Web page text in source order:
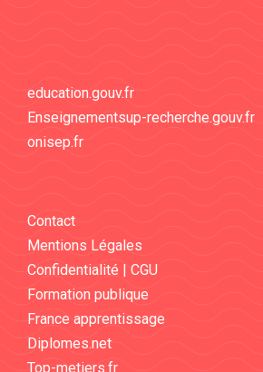
education.gouv.fr
Enseignementsup-recherche.gouv.fr
onisep.fr
Contact
Mentions Légales
Confidentialité | CGU
Formation publique
France apprentissage
Diplomes.net
Top-metiers.fr